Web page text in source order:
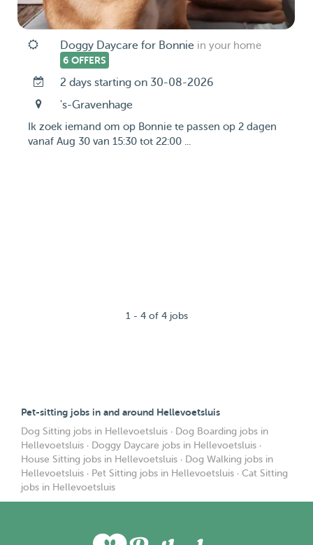
Doggy Daycare for Bonnie in your home
6 OFFERS
2 days starting on 30-08-2026
's-Gravenhage
Ik zoek iemand om op Bonnie te passen op 2 dagen
vanaf Aug 30 van 15:30 tot 22:00 ...
1 - 4 of 4 jobs
Pet-sitting jobs in and around Hellevoetsluis
Dog Sitting jobs in Hellevoetsluis · Dog Boarding jobs in
Hellevoetsluis · Doggy Daycare jobs in Hellevoetsluis ·
House Sitting jobs in Hellevoetsluis · Dog Walking jobs in
Hellevoetsluis · Pet Sitting jobs in Hellevoetsluis · Cat Sitting
jobs in Hellevoetsluis